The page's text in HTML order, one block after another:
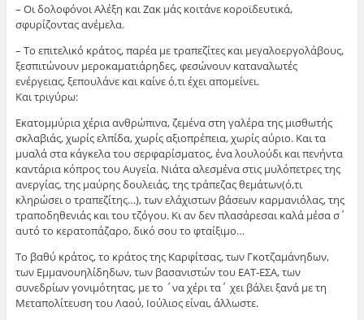
– Οι δολοφόνοι Αλέξη και Ζακ μάς κοιτάνε κοροϊδευτικά,
σφυρίζοντας ανέμελα.
– Το επιτελικό κράτος, παρέα με τραπεζίτες και μεγαλοεργολάβους,
ξεσπιτώνουν μεροκαματιάρηδες, φεσώνουν καταναλωτές
ενέργειας, ξεπουλάνε και καίνε ό,τι έχει απομείνει.
Και τριγύρω:
Εκατομμύρια χέρια ανθρώπινα, ζεμένα στη γαλέρα της μισθωτής
σκλαβιάς, χωρίς ελπίδα, χωρίς αξιοπρέπεια, χωρίς αύριο. Και τα
μυαλά στα κάγκελα του σερφαρίσματος, ένα λουλούδι και πενήντα
καντάρια κόπρος του Αυγεία. Νιάτα αλεσμένα στις μυλόπετρες της
ανεργίας, της μαύρης δουλειάς, της τράπεζας θεμάτων(ό,τι
κληρώσει ο τραπεζίτης…), των ελάχιστων βάσεων καρμανιόλας, της
τραποδηθενιάς και του τζόγου. Κι αν δεν πλασάρεσαι καλά μέσα σ΄
αυτό το κερατοπάζαρο, δικό σου το φταίξιμο…
Το βαθύ κράτος, το κράτος της Καρφίτσας, των Γκοτζαμάνηδων,
των Εμμανουηλίδηδων, των βασανιστών του ΕΑΤ-ΕΣΑ, των
συνεδρίων γονιμότητας, με το ΄να χέρι τα΄ χει βάλει ξανά με τη
Μεταπολίτευση του Λαού, Ιούλιος είναι, άλλωστε.